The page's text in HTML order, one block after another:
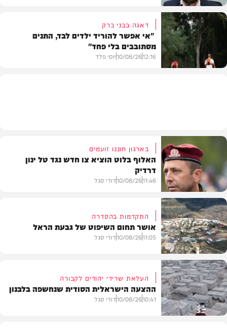
חדשות
דאגה בבני ברק
"אי אפשר להוריד ילדים לבד, התנים
מסתובבים בלי פחד"
12:16
10/08/26יוסי פלד
חדשות
בארגון חוננו זועמים
האלוף בלוט הוציא צו חדש נגד טל ינון
דרדיק
11:46
10/08/26דודי סגל
חדשות
התקדמות בהסדרה
אושר תחום השיפוט של גבעת הראל
11:05
10/08/26דודי סגל
העלאת שרידי יהודים לקבורה
ההצעה הישראלית הסודית שנחשפה בלבנון
10:41
10/08/26דודי סגל